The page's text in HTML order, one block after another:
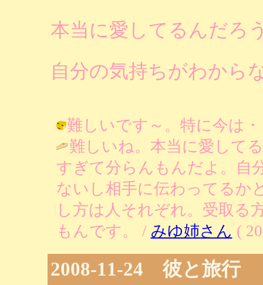
本当に愛してるんだろ
自分の気持ちがわから
難しいです～。特に今は・
難しいね。本当に愛して
すぎて分らんもんだよ。自
ないし相手に伝わってるか
し方は人それぞれ。受取る
もんです。 / みゆ姉さん (
2008-11-24 彼と旅行